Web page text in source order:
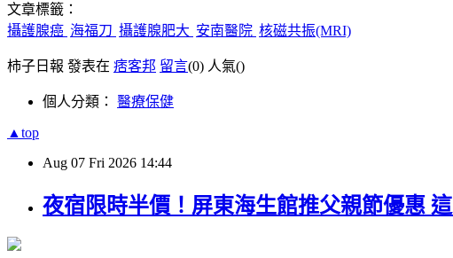
文章標籤：
攝護腺癌 海福刀 攝護腺肥大 安南醫院 核磁共振(MRI)
柿子日報 發表在 痞客邦 留言(0) 人氣()
個人分類： 醫療保健
▲top
Aug 07 Fri 2026 14:44
夜宿限時半價！屏東海生館推父親節優惠